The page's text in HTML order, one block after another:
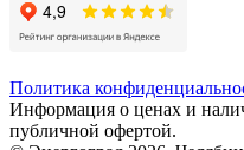
Политика
Информация о ценах и
публичной офертой.